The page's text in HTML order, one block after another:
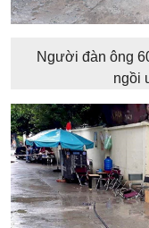
Người đàn ông
ngồi